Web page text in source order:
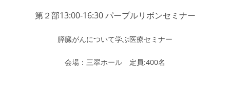
第２部13:00-16:30 パープルリボンセミナー
膵臓がんについて学ぶ医療セミナー
会場：三翠ホール 定員:400名